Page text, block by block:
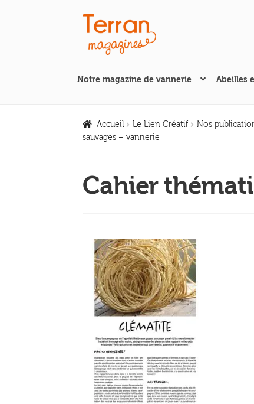
Aller
à
la
Aller
au
contenu
Notre magazine de vannerie Abeilles
Accueil Le Lien Créatif Nos
sauvages – vannerie
Cahier